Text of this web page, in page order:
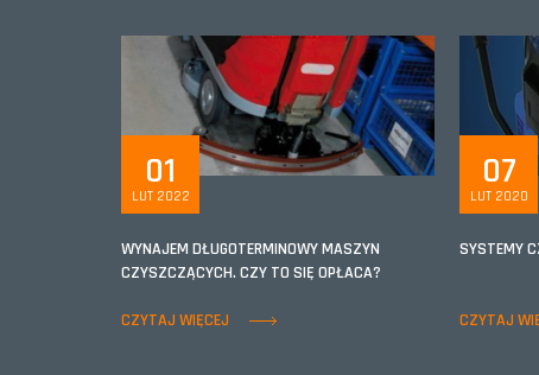
01
LUT 2022
WYNAJEM DŁUGOTERMINOWY MASZYN
CZYSZCZĄCYCH. CZY TO SIĘ OPŁACA?
CZYTAJ WIĘCEJ
07
LUT 2020
SYSTEMY
CZYTAJ